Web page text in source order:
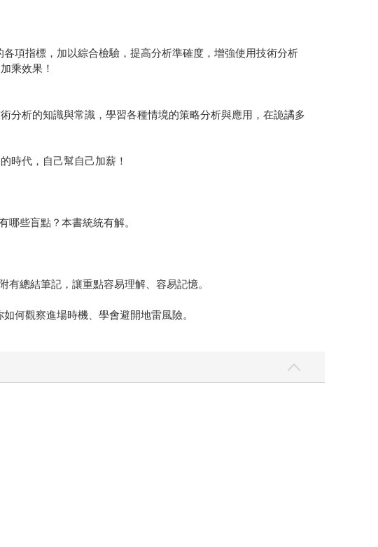
項指標，加以綜合檢驗，提高分析準確度，增強使用技術分析
乘效果！
分析的知識與常識，學習各種情境的策略分析與應用，在詭譎多
時代，自己幫自己加薪！
些盲點？本書統統有解。
總結筆記，讓重點容易理解、容易記憶。
何觀察進場時機、學會避開地雷風險。